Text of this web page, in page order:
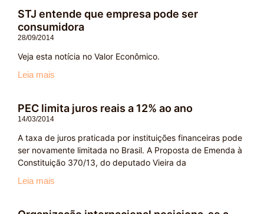
STJ entende que empresa pode ser
consumidora
28/09/2014
Veja esta notícia no Valor Econômico.
Leia mais
PEC limita juros reais a 12% ao ano
14/03/2014
A taxa de juros praticada por instituições financeiras pode
ser novamente limitada no Brasil. A Proposta de Emenda à
Constituição 370/13, do deputado Vieira da
Leia mais